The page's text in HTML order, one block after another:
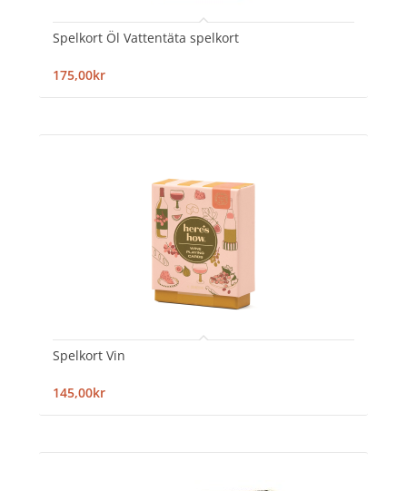
Spelkort Öl Vattentäta spelkort
175,00kr
Spelkort Vin
145,00kr